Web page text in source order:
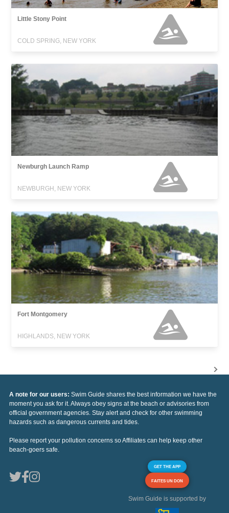
Little Stony Point
COLD SPRING, NEW YORK
Newburgh Launch Ramp
NEWBURGH, NEW YORK
Fort Montgomery
HIGHLANDS, NEW YORK
A note for our users: Swim Guide shares the best information we have the
moment you ask for it. Always obey signs at the beach or advisories from
official government agencies. Stay alert and check for other swimming
hazards such as dangerous currents and tides.
Please report your pollution concerns so Affiliates can help keep other
beach-goers safe.
GET THE APP
FAITES UN DON
Swim Guide is supported by